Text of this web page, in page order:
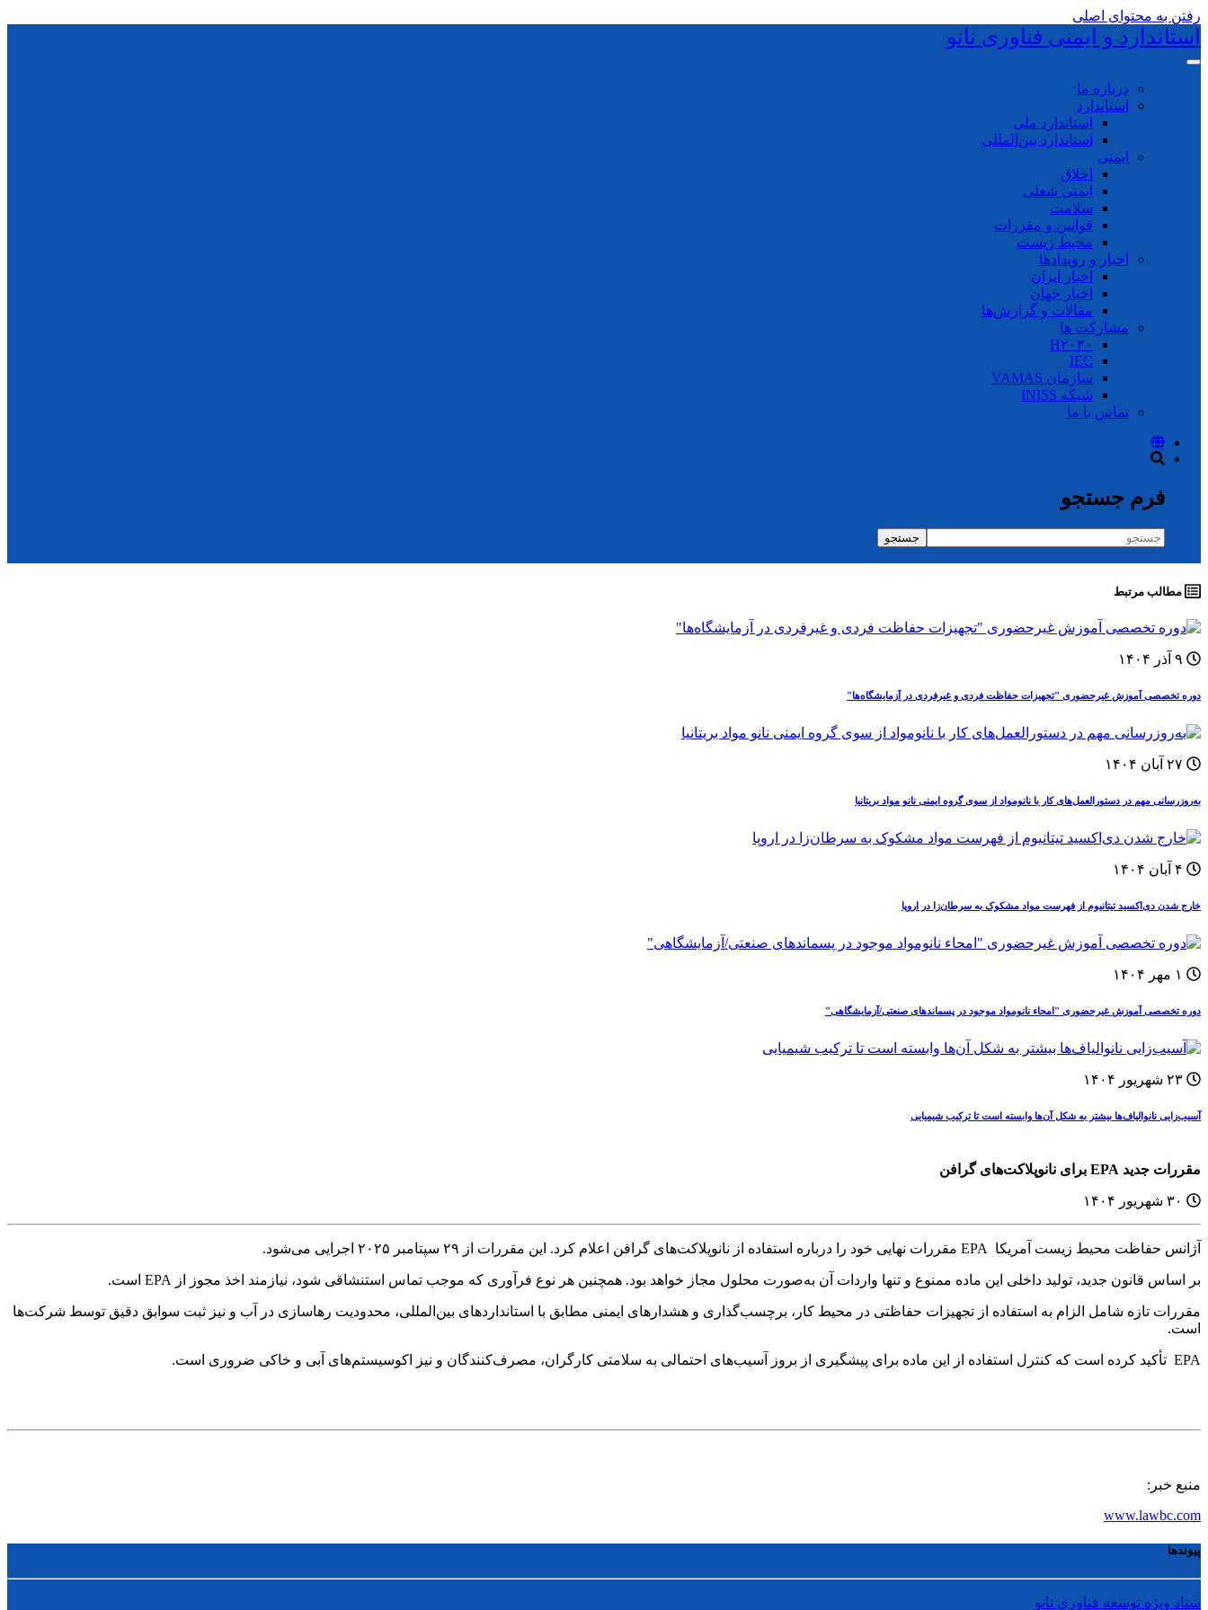
رفتن به محتوای اصلی
استاندارد و ایمنی فناوری نانو
درباره ما
استاندارد
استاندارد ملی
استاندارد بین‌المللی
ایمنی
اخلاق
ایمنی شغلی
سلامت
قوانین و مقررات
محیط زیست
اخبار و رویدادها
اخبار ایران
اخبار جهان
مقالات و گزارش‌ها
مشارکت ها
H۲۰۳۰
IEC
سازمان VAMAS
شبکه INISS
تماس با ما
فرم جستجو
جستجو
مطالب مرتبط
دوره‌ تخصصی آموزش غيرحضوری "تجهیزات حفاظت فردی و غیرفردی در آزمایشگاه‌ها"
به‌روزرسانی مهم در دستورالعمل‌های کار با نانومواد از سوی گروه ایمنی نانو مواد بریتانیا
خارج شدن دی‌اکسید تیتانیوم از فهرست مواد مشکوک به سرطان‌زا در اروپا
دوره‌ تخصصی آموزش غيرحضوری "امحاء نانومواد موجود در پسماندهای صنعتی/آزمایشگاهی"
آسیب‌زایی نانوالیاف‌ها بیشتر به شکل آن‌ها وابسته است تا ترکیب شیمیایی
مقررات جدید EPA برای نانوپلاکت‌های گرافن
آژانس حفاظت محیط زیست آمریکا EPA مقررات نهایی خود را درباره استفاده از نانوپلاکت‌های گرافن اعلام کرد. این مقررات از ۲۹ سپتامبر ۲۰۲۵ اجرایی می‌شود.
بر اساس قانون جدید، تولید داخلی این ماده ممنوع و تنها واردات آن به‌صورت محلول مجاز خواهد بود. همچنین هر نوع فرآوری که موجب تماس استنشاقی شود، نیازمند اخذ مجوز از EPA است.
مقررات تازه شامل الزام به استفاده از تجهیزات حفاظتی در محیط کار، برچسب‌گذاری و هشدارهای ایمنی مطابق با استانداردهای بین‌المللی، محدودیت رهاسازی در آب و نیز ثبت سوابق دقیق توسط شرکت‌ها
است.
EPA تأکید کرده است که کنترل استفاده از این ماده برای پیشگیری از بروز آسیب‌های احتمالی به سلامتی کارگران، مصرف‌کنندگان و نیز اکوسیستم‌های آبی و خاکی ضروری است.
منبع خبر:
www.lawbc.com
پیوندها
ستاد ویژه توسعه فناوری نانو